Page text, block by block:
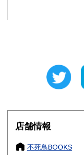
埼玉県
岐阜県
愛知県
店舗情報
不死鳥BOOKS